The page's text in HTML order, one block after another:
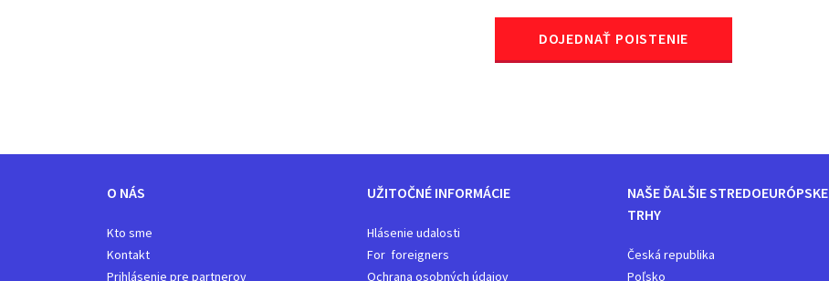
DOJEDNAŤ POISTENIE
O NÁS
Kto sme
Kontakt
Prihlásenie pre partnerov
UŽITOČNÉ INFORMÁCIE
Hlásenie udalosti
For foreigners
Ochrana osobných údajov
NAŠE ĎALŠIE STREDOEURÓPSKE
TRHY
Česká republika
Poľsko